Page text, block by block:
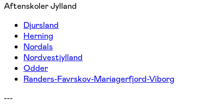
Aftenskoler Jylland
Djursland
Herning
Nordals
Nordvestjylland
Odder
Randers-Favrskov-Mariagerfjord-Viborg
---